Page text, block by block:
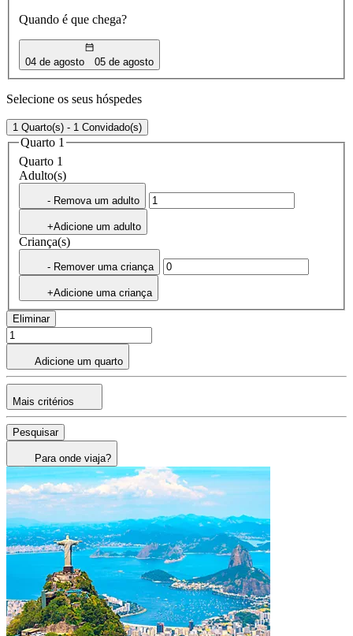
Quando é que chega?
04 de agosto 05 de agosto
Selecione os seus hóspedes
1 Quarto(s) - 1 Convidado(s)
Quarto 1
Quarto 1
Adulto(s)
- Remova um adulto
+Adicione um adulto
Criança(s)
- Remover uma criança
+Adicione uma criança
Eliminar
Adicione um quarto
Mais critérios
Pesquisar
Para onde viaja?